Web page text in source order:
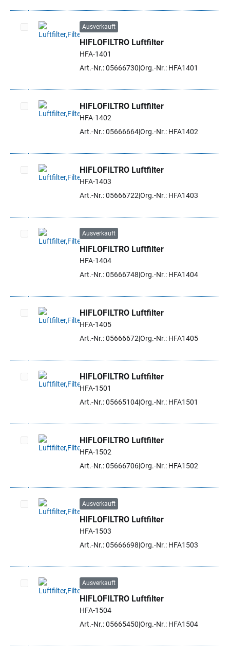
Artikel auswählen
Ausverkauft
HIFLOFILTRO Luftfilter
HFA-1401
Art.-Nr.: 05666730 Org.-Nr.: HFA1401
Artikel auswählen
HIFLOFILTRO Luftfilter
HFA-1402
Art.-Nr.: 05666664Org.-Nr.: HFA1402
Artikel auswählen
HIFLOFILTRO Luftfilter
HFA-1403
Art.-Nr.: 05666722 Org.-Nr.: HFA1403
Artikel auswählen
Ausverkauft
HIFLOFILTRO Luftfilter
HFA-1404
Art.-Nr.: 05666748 Org.-Nr.: HFA1404
Artikel auswählen
HIFLOFILTRO Luftfilter
HFA-1405
Art.-Nr.: 05666672 Org.-Nr.: HFA1405
Artikel auswählen
HIFLOFILTRO Luftfilter
HFA-1501
Art.-Nr.: 05665104Org.-Nr.: HFA1501
Artikel auswählen
HIFLOFILTRO Luftfilter
HFA-1502
Art.-Nr.: 05666706Org.-Nr.: HFA1502
Artikel auswählen
Ausverkauft
HIFLOFILTRO Luftfilter
HFA-1503
Art.-Nr.: 05666698 Org.-Nr.: HFA1503
Artikel auswählen
Ausverkauft
HIFLOFILTRO Luftfilter
HFA-1504
Art.-Nr.: 05665450 Org.-Nr.: HFA1504